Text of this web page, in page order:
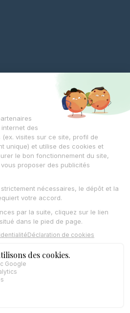
,on vous rappelle
juridiques société Nomadia
– Politique Nomadia RGPD